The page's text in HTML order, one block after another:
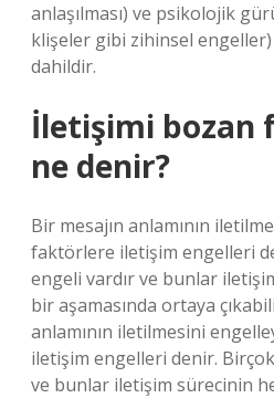
anlaşılması) ve psikolojik
klişeler gibi zihinsel
dahildir.
İletişimi bozan
ne denir?
Bir mesajın anlamının
faktörlere iletişim engelleri
engeli vardır ve bunlar
bir aşamasında ortaya
anlamının iletilmesini
iletişim engelleri denir.
ve bunlar iletişim sürecinin